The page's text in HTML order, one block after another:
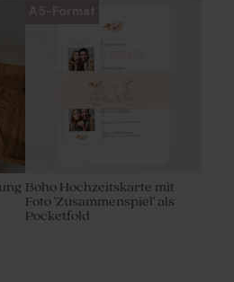
A5-Format
Boho Hochzeitskarte mit
Foto 'Zusammenspiel' als
Pocketfold